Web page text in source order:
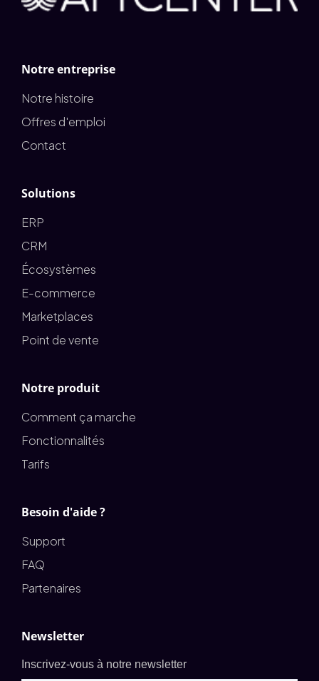
Notre entreprise
Notre histoire
Offres d'emploi
Contact
Solutions
ERP
CRM
Écosystèmes
E-commerce
Marketplaces
Point de vente
Notre produit
Comment ça marche
Fonctionnalités
Tarifs
Besoin d'aide ?
Support
FAQ
Partenaires
Newsletter
Inscrivez-vous à notre newsletter